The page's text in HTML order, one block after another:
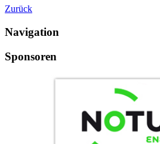
Zurück
Navigation
Sponsoren